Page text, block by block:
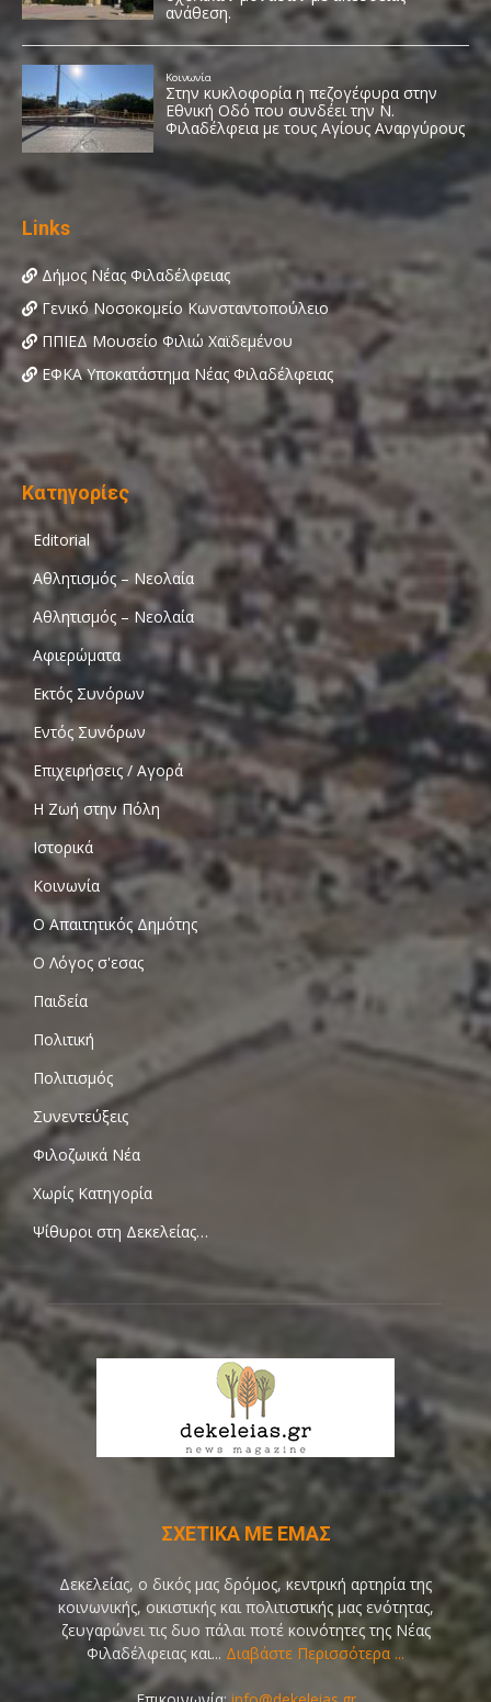
Links
Δήμος Νέας Φιλαδέλφειας
Γενικό Νοσοκομείο Κωνσταντοπούλειο
ΠΠΙΕΔ Μουσείο Φιλιώ Χαϊδεμένου
ΕΦΚΑ Υποκατάστημα Νέας Φιλαδέλφειας
Κατηγορίες
Editorial
Αθλητισμός – Νεολαία
Αθλητισμός – Νεολαία
Αφιερώματα
Εκτός Συνόρων
Εντός Συνόρων
Επιχειρήσεις / Αγορά
Η Ζωή στην Πόλη
Ιστορικά
Κοινωνία
Ο Απαιτητικός Δημότης
Ο Λόγος σ'εσας
Παιδεία
Πολιτική
Πολιτισμός
Συνεντεύξεις
Φιλοζωικά Νέα
Χωρίς Κατηγορία
Ψίθυροι στη Δεκελείας…
ΣΧΕΤΙΚΑ ΜΕ ΕΜΑΣ
Δεκελείας, ο δικός μας δρόμος, κεντρική αρτηρία της
κοινωνικής, οικιστικής και πολιτιστικής μας ενότητας,
ζευγαρώνει τις δυο πάλαι ποτέ κοινότητες της Νέας
Φιλαδέλφειας και... Διαβάστε Περισσότερα ...